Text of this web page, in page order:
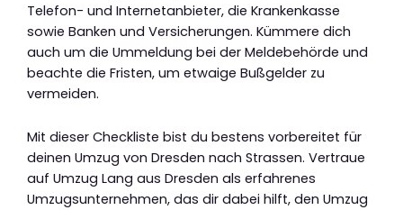
Telefon- und Internetanbieter, die Krankenkasse
sowie Banken und Versicherungen. Kümmere dich
auch um die Ummeldung bei der Meldebehörde und
beachte die Fristen, um etwaige Bußgelder zu
vermeiden.
Mit dieser Checkliste bist du bestens vorbereitet für
deinen Umzug von Dresden nach Strassen. Vertraue
auf Umzug Lang aus Dresden als erfahrenes
Umzugsunternehmen, das dir dabei hilft, den Umzug